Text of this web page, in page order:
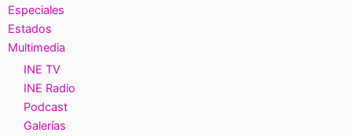
Especiales
Estados
Multimedia
INE TV
INE Radio
Podcast
Galerías